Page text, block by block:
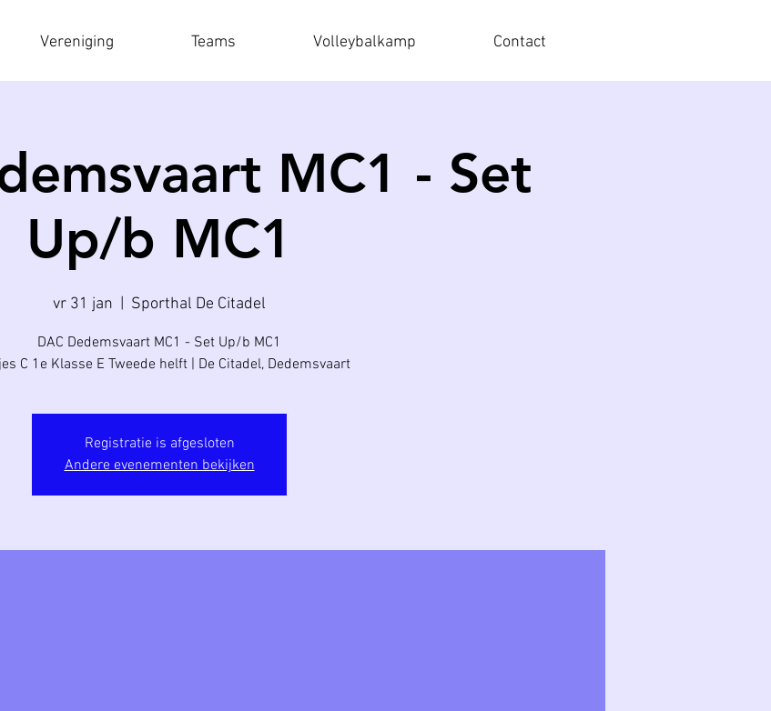
Vereniging Teams Volleybalkamp Contact
MC1 - Set
Up/b MC1
vr 31 jan Sporthal De Citadel
DAC Dedemsvaart MC1 - Set Up/b MC1
C 1e Klasse E Tweede helft | De Citadel, Dedemsvaart
Registratie is afgesloten
Andere evenementen bekijken